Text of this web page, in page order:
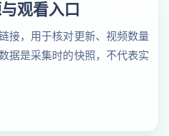
观看入口
接，用于核对更新、视频数量
据是采集时的快照，不代表实